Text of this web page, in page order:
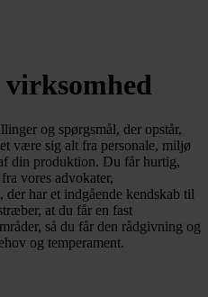
og spørgsmål, der opstår,
være sig alt fra personale, miljø
din produktion. Du får hurtig,
vores advokater,
har et indgående kendskab til
at du får en fast
så du får den rådgivning og
og temperament.